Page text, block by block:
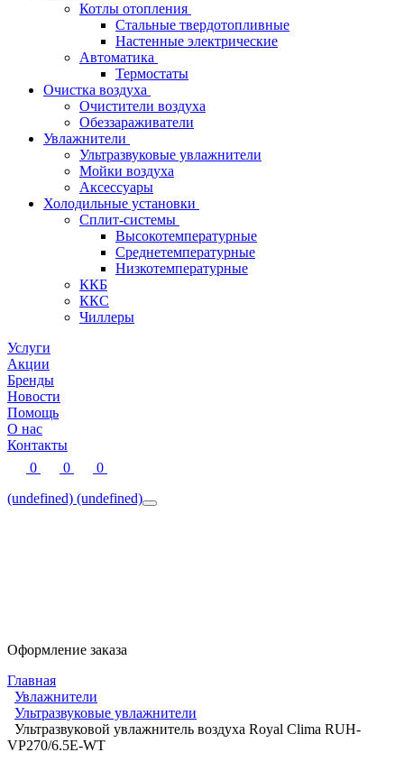
Котлы отопления
Стальные твердотопливные
Настенные электрические
Автоматика
Термостаты
Очистка воздуха
Очистители воздуха
Обеззараживатели
Увлажнители
Ультразвуковые увлажнители
Мойки воздуха
Аксессуары
Холодильные установки
Сплит-системы
Высокотемпературные
Среднетемпературные
Низкотемпературные
ККБ
ККС
Чиллеры
Услуги
Акции
Бренды
Новости
Помощь
О нас
Контакты
0
0
0
(undefined) (undefined)
Оформление заказа
Главная
Увлажнители
Ультразвуковые увлажнители
Ультразвуковой увлажнитель воздуха Royal Clima RUH-
VP270/6.5E-WT